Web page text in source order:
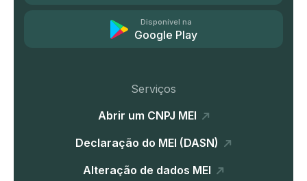
Disponível na
Google Play
Serviços
Abrir um CNPJ MEI
Declaração do MEI (DASN)
Alteração de dados MEI